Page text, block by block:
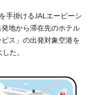
手掛けるJALエービーシ
地から滞在先のホテル
ス」の出発対象空港を
た。